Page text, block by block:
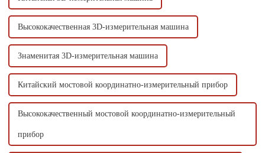
Высококачественная 3D-измерительная машина
Знаменитая 3D-измерительная машина
Китайский мостовой координатно-измерительный прибор
Высококачественный мостовой координатно-измерительный
прибор